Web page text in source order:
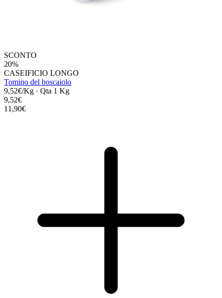
SCONTO
20%
CASEIFICIO LONGO
Tomino del boscaiolo
9,52€/Kg · Qta 1 Kg
9,52€
11,90€